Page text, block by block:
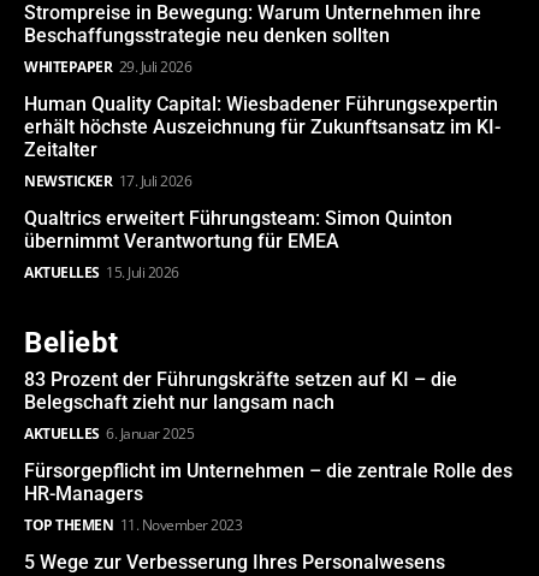
Strompreise in Bewegung: Warum Unternehmen ihre
Beschaffungsstrategie neu denken sollten
WHITEPAPER 29. Juli 2026
Human Quality Capital: Wiesbadener Führungsexpertin
erhält höchste Auszeichnung für Zukunftsansatz im KI-
Zeitalter
NEWSTICKER 17. Juli 2026
Qualtrics erweitert Führungsteam: Simon Quinton
übernimmt Verantwortung für EMEA
AKTUELLES 15. Juli 2026
Beliebt
83 Prozent der Führungskräfte setzen auf KI – die
Belegschaft zieht nur langsam nach
AKTUELLES 6. Januar 2025
Fürsorgepflicht im Unternehmen – die zentrale Rolle des
HR-Managers
TOP THEMEN 11. November 2023
5 Wege zur Verbesserung Ihres Personalwesens